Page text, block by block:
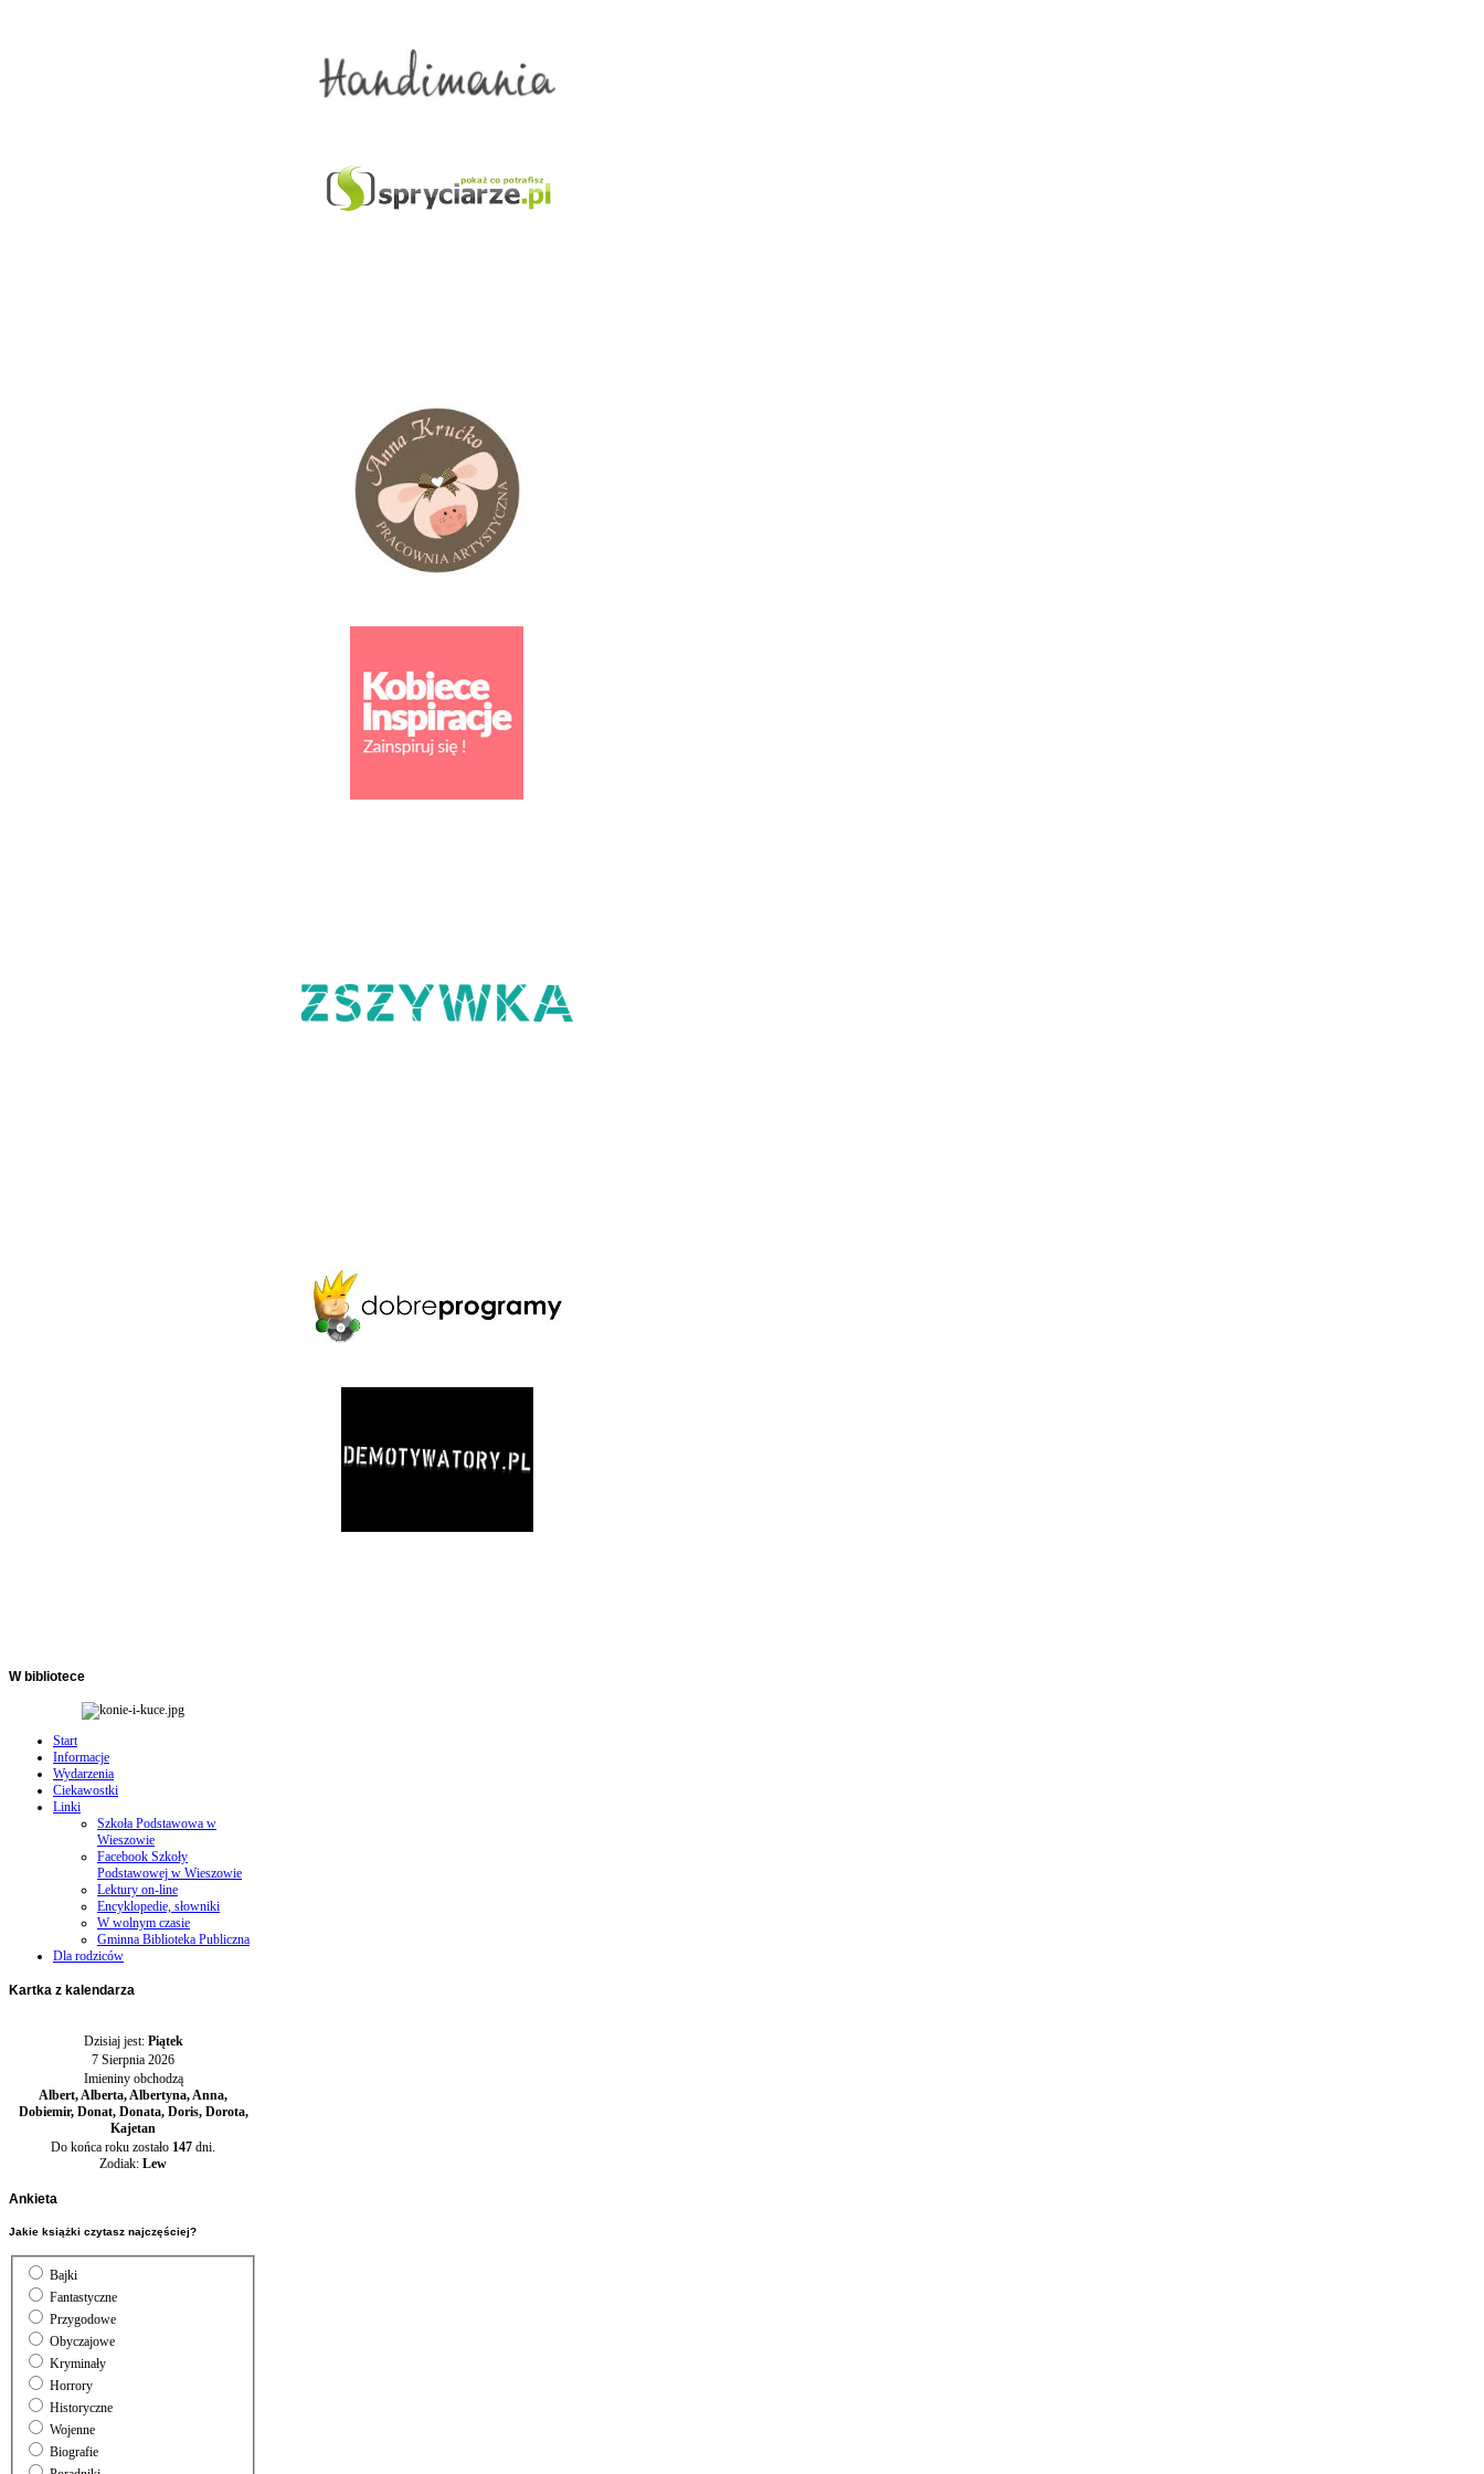
Wbibliotece
Start
Informacje
Wydarzenia
Ciekawostki
Linki
Szkoła Podstawowa w
Wieszowie
Facebook Szkoły
Podstawowej w Wieszowie
Lektury on-line
Encyklopedie, słowniki
W wolnym czasie
Gminna Biblioteka Publiczna
Dla rodziców
Kartka z kalendarza
Dzisiaj jest: Piątek
7 Sierpnia 2026
Imieniny obchodzą
Albert, Alberta, Albertyna, Anna,
Dobiemir, Donat, Donata, Doris, Dorota,
Kajetan
Do końca roku zostało 147 dni.
Zodiak: Lew
Ankieta
Jakie książki czytasz najczęściej?
Bajki
Fantastyczne
Przygodowe
Obyczajowe
Kryminały
Horrory
Historyczne
Wojenne
Biografie